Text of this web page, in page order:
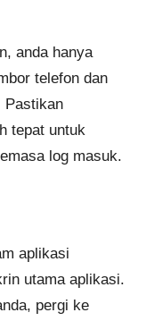
anda hanya
telefon dan
Pastikan
tepat untuk
log masuk.
aplikasi
utama aplikasi.
pergi ke